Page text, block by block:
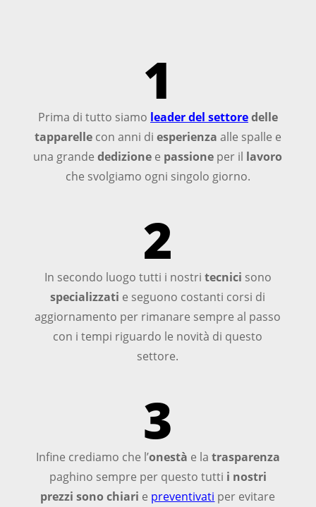
1
Prima di tutto siamo leader del settoredelle
tapparellecon anni di esperienza alle spalle e
una grandededizione e passione per il lavoro
che svolgiamo ogni singolo giorno.
2
In secondo luogo tutti i nostri tecnici sono
specializzati e seguono costanti corsi di
aggiornamento per rimanare sempre al passo
con i tempi riguardo le novità di questo
settore.
3
Infine crediamo che l’onestà e la trasparenza
paghino sempre per questo tutti i nostri
prezzi sono chiari e preventivati per evitare